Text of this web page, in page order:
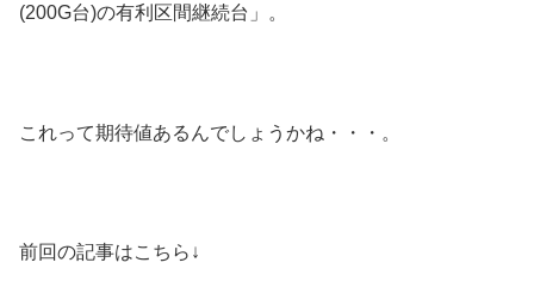
(200G台)の有利区間継続台」。
これって期待値あるんでしょうかね・・・。
前回の記事はこちら↓